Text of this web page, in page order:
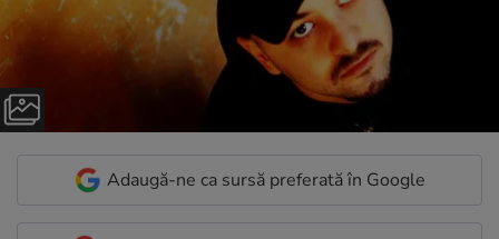
Adaugă-ne ca sursă preferată în Google